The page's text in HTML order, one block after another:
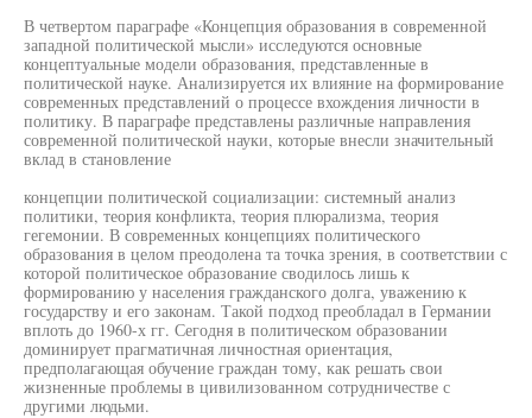
В четвертом параграфе «Концепция образования в современной
западной политической мысли» исследуются основные
концептуальные модели образования, представленные в
политической науке. Анализируется их влияние на формирование
современных представлений о процессе вхождения личности в
политику. В параграфе представлены различные направления
современной политической науки, которые внесли значительный
вклад в становление
концепции политической социализации: системный анализ
политики, теория конфликта, теория плюрализма, теория
гегемонии. В современных концепциях политического
образования в целом преодолена та точка зрения, в соответствии с
которой политическое образование сводилось лишь к
формированию у населения гражданского долга, уважению к
государству и его законам. Такой подход преобладал в Германии
вплоть до 1960-х гг. Сегодня в политическом образовании
доминирует прагматичная личностная ориентация,
предполагающая обучение граждан тому, как решать свои
жизненные проблемы в цивилизованном сотрудничестве с
другими людьми.